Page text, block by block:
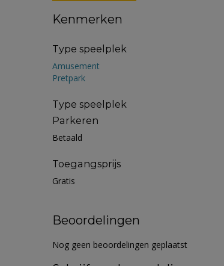
Kenmerken
Type speelplek
Amusement
Pretpark
Type speelplek
Parkeren
Betaald
Toegangsprijs
Gratis
Beoordelingen
Nog geen beoordelingen geplaatst